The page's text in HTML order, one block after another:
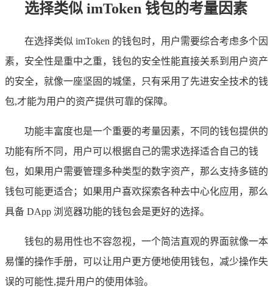
选择类似 imToken 钱包的考量因素
在选择类似 imToken 的钱包时，用户需要综合考虑多个因
素，安全性是重中之重，钱包的安全性能直接关系到用户资产
的安全，就像一座坚固的城堡，只有采用了先进安全技术的钱
包,才能为用户的资产提供可靠的保障。
功能丰富度也是一个重要的考量因素，不同的钱包提供的
功能有所不同，用户可以根据自己的需求选择适合自己的钱
包，如果用户需要管理多种类型的数字资产，那么支持多链的
钱包可能更适合；如果用户喜欢探索各种去中心化应用，那么
具备 DApp 浏览器功能的钱包会是更好的选择。
钱包的易用性也不容忽视，一个简洁直观的界面就像一本
易懂的操作手册，可以让用户更方便地使用钱包，减少操作失
误的可能性,提升用户的使用体验。